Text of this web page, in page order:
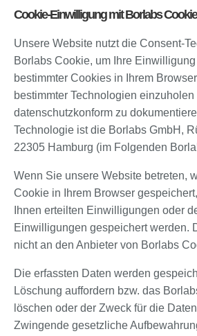
Cookie-Einwilligung mit Borlabs Cookie
Unsere Website nutzt die Consent-
Borlabs Cookie, um Ihre
bestimmter Cookies in Ihrem
bestimmter Technologien
datenschutzkonform zu
Technologie ist die Borlabs GmbH,
22305 Hamburg (im Folgenden
Wenn Sie unsere Website betreten,
Cookie in Ihrem Browser
Ihnen erteilten Einwilligungen oder
Einwilligungen gespeichert werden.
nicht an den Anbieter von Borlabs
Die erfassten Daten werden
Löschung auffordern bzw. das
löschen oder der Zweck für die
Zwingende gesetzliche